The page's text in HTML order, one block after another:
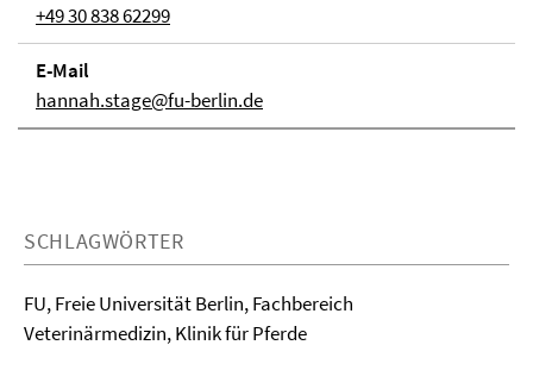
+49 30 838 62299
E-Mail
hannah.stage@fu-berlin.de
SCHLAGWÖRTER
FU, Freie Universität Berlin, Fachbereich
Veterinärmedizin, Klinik für Pferde